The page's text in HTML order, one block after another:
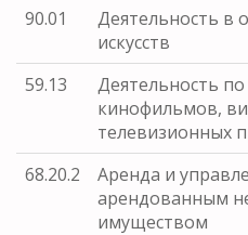
90.01
Деятельность в
искусств
59.13
Деятельность
кинофильмов,
телевизионных
68.20.2
Аренда и
арендованным
имуществом